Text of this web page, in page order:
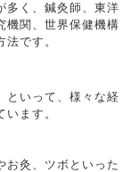
多く、鍼灸師、東洋
機関、世界保健機構
です。
といって、様々な経
ます。
お灸、ツボといった